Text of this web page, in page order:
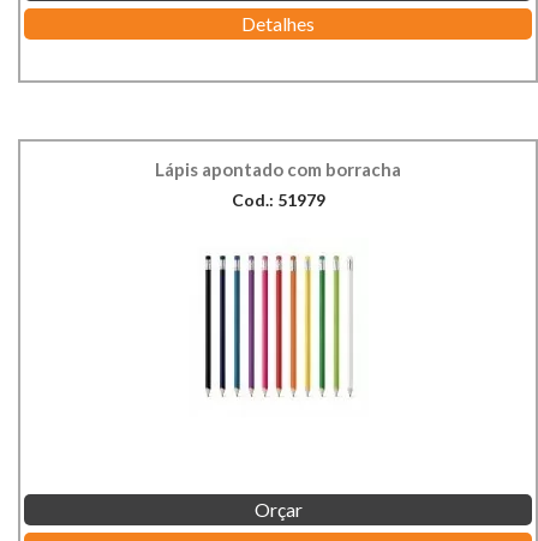
Detalhes
Lápis apontado com borracha
Cod.: 51979
Orçar